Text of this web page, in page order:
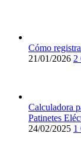
Cómo
21/01/2026 2
Calculadora
Patinetes
24/02/2025 1